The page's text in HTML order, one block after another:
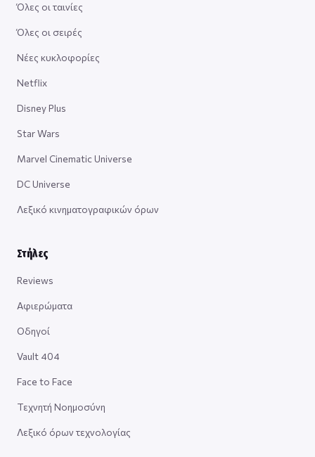
Όλες οι ταινίες
Όλες οι σειρές
Νέες κυκλοφορίες
Netflix
Disney Plus
Star Wars
Marvel Cinematic Universe
DC Universe
Λεξικό κινηματογραφικών όρων
Στήλες
Reviews
Αφιερώματα
Οδηγοί
Vault 404
Face to Face
Τεχνητή Νοημοσύνη
Λεξικό όρων τεχνολογίας